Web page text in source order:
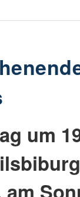
um